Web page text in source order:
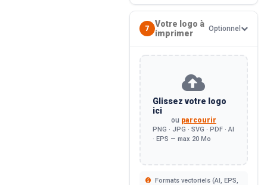
7
Votre logo à
imprimer
Optionnel
Glissez votre logo
ici
ou parcourir
PNG · JPG · SVG · PDF · AI
· EPS — max 20 Mo
Formats vectoriels (AI, EPS,